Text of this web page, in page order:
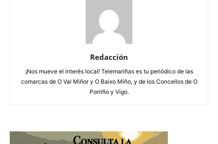
Redacción
¡Nos mueve el interés local! Telemariñas es tu periódico de las
comarcas de O Val Miñor y O Baixo Miño, y de los Concellos de O
Porriño y Vigo.